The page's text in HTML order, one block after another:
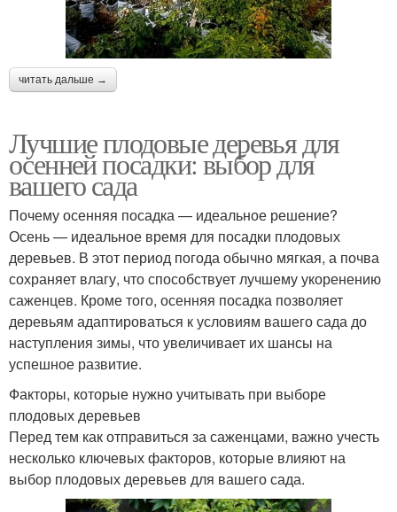
читать дальше →
Лучшие плодовые деревья для
осенней посадки: выбор для
вашего сада
Почему осенняя посадка — идеальное решение?
Осень — идеальное время для посадки плодовых
деревьев. В этот период погода обычно мягкая, а почва
сохраняет влагу, что способствует лучшему укоренению
саженцев. Кроме того, осенняя посадка позволяет
деревьям адаптироваться к условиям вашего сада до
наступления зимы, что увеличивает их шансы на
успешное развитие.
Факторы, которые нужно учитывать при выборе
плодовых деревьев
Перед тем как отправиться за саженцами, важно учесть
несколько ключевых факторов, которые влияют на
выбор плодовых деревьев для вашего сада.